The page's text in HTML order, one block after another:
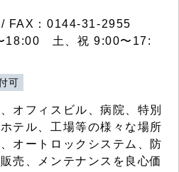
FAX：0144-31-2955
18:00 土、祝 9:00〜17:
可
オフィスビル、病院、特別
テル、工場等の様々な場所
オートロックシステム、防
売、メンテナンスを良心価